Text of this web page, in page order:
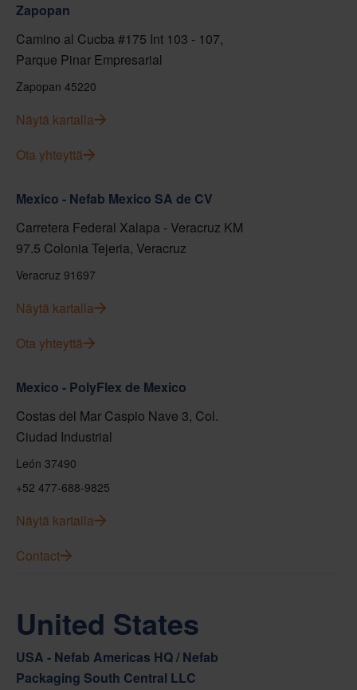
Zapopan
Camino al Cucba #175 Int 103 - 107,
Parque Pinar Empresarial
Zapopan 45220
Näytä kartalla
Ota yhteyttä
Mexico - Nefab Mexico SA de CV
Carretera Federal Xalapa - Veracruz KM
97.5 Colonia Tejeria, Veracruz
Veracruz 91697
Näytä kartalla
Ota yhteyttä
Mexico - PolyFlex de Mexico
Costas del Mar Caspio Nave 3, Col.
Ciudad Industrial
León 37490
+52 477-688-9825
Näytä kartalla
Contact
United States
USA - Nefab Americas HQ / Nefab
Packaging South Central LLC